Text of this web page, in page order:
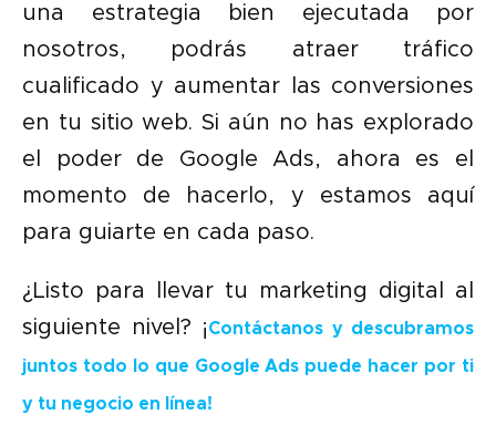
una estrategia bien ejecutada por
nosotros, podrás atraer tráfico
cualificado y aumentar las conversiones
en tu sitio web. Si aún no has explorado
el poder de Google Ads, ahora es el
momento de hacerlo, y estamos aquí
para guiarte en cada paso.
¿Listo para llevar tu marketing digital al
siguiente nivel? ¡Contáctanos y descubramos
juntos todo lo que Google Ads puede hacer por ti
y tu negocio en línea!